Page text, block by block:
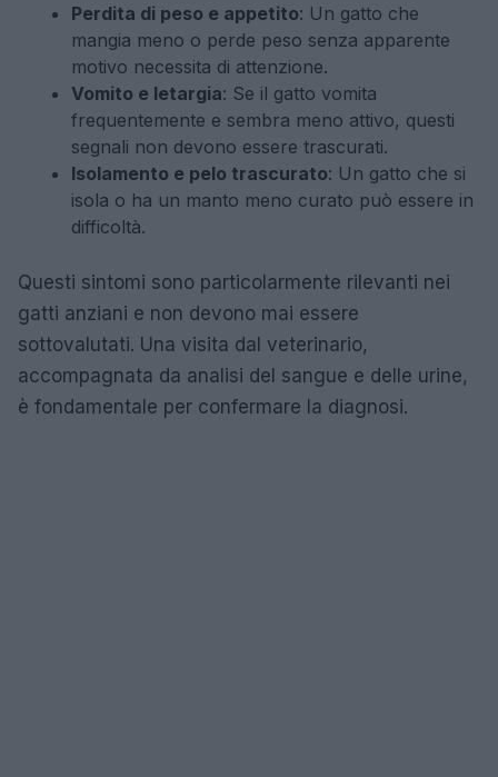
Perdita di peso e appetito: Un gatto che
mangia meno o perde peso senza apparente
motivo necessita di attenzione.
Vomito e letargia: Se il gatto vomita
frequentemente e sembra meno attivo, questi
segnali non devono essere trascurati.
Isolamento e pelo trascurato: Un gatto che si
isola o ha un manto meno curato può essere in
difficoltà.
Questi sintomi sono particolarmente rilevanti nei
gatti anziani e non devono mai essere
sottovalutati. Una visita dal veterinario,
accompagnata da analisi del sangue e delle urine,
è fondamentale per confermare la diagnosi.